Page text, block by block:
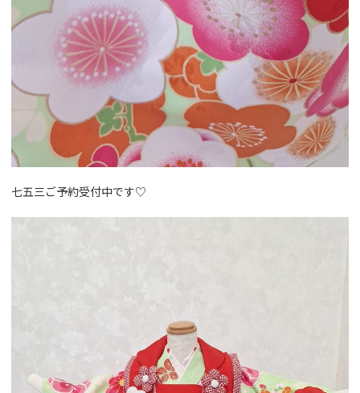
七五三ご予約受付中です♡